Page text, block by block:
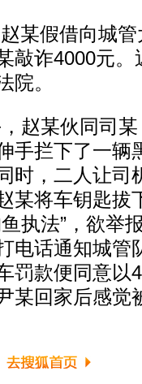
假借向城管
敲诈4000元
院。
某伙同司某
手拦下了一辆
时，二人让司
某将车钥匙拔
执法”，欲举
电话通知城管
罚款便同意以
某回家后感觉